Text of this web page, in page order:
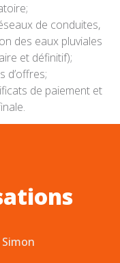
de conduites,
des eaux pluviales
et définitif);
d’offres;
de paiement et